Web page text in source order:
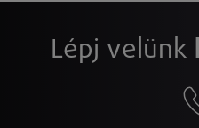
Lépj velünk